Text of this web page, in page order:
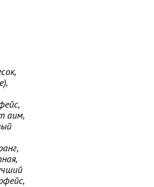
аим,